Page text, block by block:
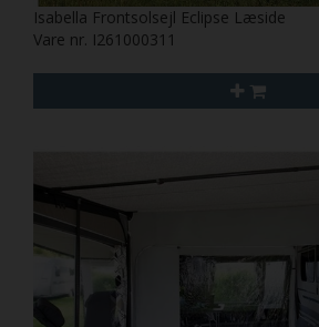
Isabella Frontsolsejl Eclipse Læside
Vare nr. I261000311